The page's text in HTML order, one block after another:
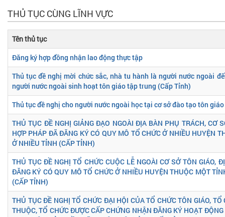
THỦ TỤC CÙNG LĨNH VỰC
Tên thủ tục
Đăng ký hợp đồng nhận lao động thực tập
Thủ tục đề nghị mời chức sắc, nhà tu hành là người nước ngoài
người nước ngoài sinh hoạt tôn giáo tập trung (Cấp Tỉnh)
Thủ tục đề nghị cho người nước ngoài học tại cơ sở đào tạo tôn
THỦ TỤC ĐỀ NGHỊ GIẢNG ĐẠO NGOÀI ĐỊA BÀN PHỤ TRÁCH, CƠ
HỢP PHÁP ĐÃ ĐĂNG KÝ CÓ QUY MÔ TỔ CHỨC Ở NHIỀU HUYỆN
Ở NHIỀU TỈNH (CẤP TỈNH)
THỦ TỤC ĐỀ NGHỊ TỔ CHỨC CUỘC LỄ NGOÀI CƠ SỞ TÔN GIÁO,
ĐĂNG KÝ CÓ QUY MÔ TỔ CHỨC Ở NHIỀU HUYỆN THUỘC MỘT
(CẤP TỈNH)
THỦ TỤC ĐỀ NGHỊ TỔ CHỨC ĐẠI HỘI CỦA TỔ CHỨC TÔN GIÁO, TỔ
THUỘC, TỔ CHỨC ĐƯỢC CẤP CHỨNG NHẬN ĐĂNG KÝ HOẠT